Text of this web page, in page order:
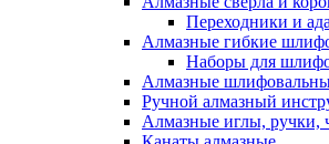
Переходники и
Алмазные гибкие
Наборы для
Алмазные
Ручной алмазный
Алмазные иглы, ручки,